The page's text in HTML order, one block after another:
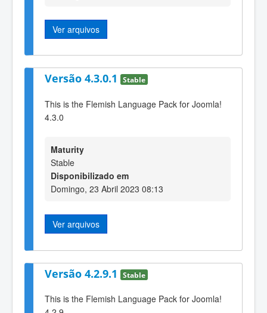
Ver arquivos
Versão 4.3.0.1 Stable
This is the Flemish Language Pack for Joomla!
4.3.0
Maturity
Stable
Disponibilizado em
Domingo, 23 Abril 2023 08:13
Ver arquivos
Versão 4.2.9.1 Stable
This is the Flemish Language Pack for Joomla!